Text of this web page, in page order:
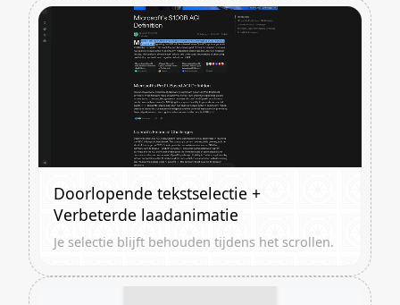
Doorlopende tekstselectie +
Verbeterde laadanimatie
Je selectie blijft behouden tijdens het scrollen.